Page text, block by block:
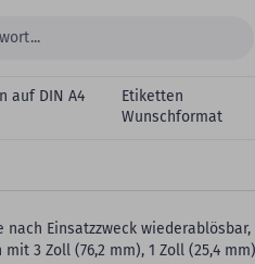
auf DIN A4
Etiketten
Wunschformat
Einsatzzweck wiederablösbar,
3 Zoll (76,2 mm), 1 Zoll (25,4 mm)